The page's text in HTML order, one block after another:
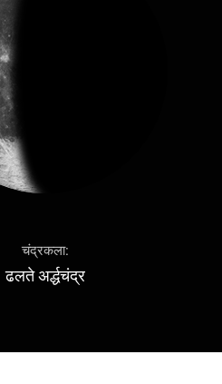
चंद्रकला:
ढलते अर्द्धचंद्र